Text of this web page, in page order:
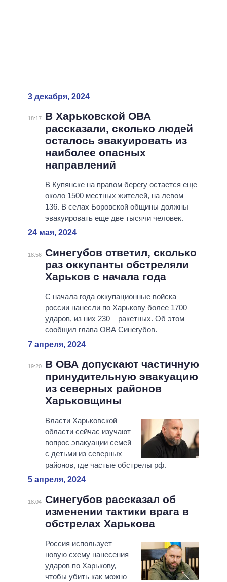
3 декабря, 2024
18:17
В Харьковской ОВА
рассказали, сколько людей
осталось эвакуировать из
наиболее опасных
направлений
В Купянске на правом берегу остается еще
около 1500 местных жителей, на левом –
136. В селах Боровской общины должны
эвакуировать еще две тысячи человек.
24 мая, 2024
18:56 Синегубов ответил, сколько
раз оккупанты обстреляли
Харьков с начала года
С начала года оккупационные войска
россии нанесли по Харькову более 1700
ударов, из них 230 – ракетных. Об этом
сообщил глава ОВА Синегубов.
7 апреля, 2024
19:20
В ОВА допускают частичную
принудительную эвакуацию
из северных районов
Харьковщины
Власти Харьковской
области сейчас изучают
вопрос эвакуации семей
с детьми из северных
районов, где частые обстрелы рф.
5 апреля, 2024
18:04 Синегубов рассказал об
изменении тактики врага в
обстрелах Харькова
Россия использует
новую схему нанесения
ударов по Харькову,
чтобы убить как можно